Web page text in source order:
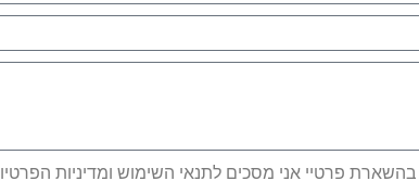
פרטיי אני מסכים לתנאי השימוש ומדיניות